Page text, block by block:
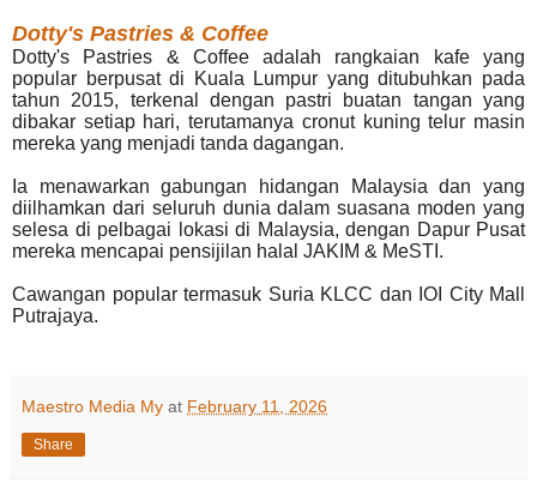
Dotty's Pastries & Coffee
Dotty's Pastries & Coffee adalah rangkaian kafe yang
popular berpusat di Kuala Lumpur yang ditubuhkan pada
tahun 2015, terkenal dengan pastri buatan tangan yang
dibakar setiap hari, terutamanya cronut kuning telur masin
mereka yang menjadi tanda dagangan.
Ia menawarkan gabungan hidangan Malaysia dan yang
diilhamkan dari seluruh dunia dalam suasana moden yang
selesa di pelbagai lokasi di Malaysia, dengan Dapur Pusat
mereka mencapai pensijilan halal JAKIM & MeSTI.
Cawangan popular termasuk Suria KLCC dan IOI City Mall
Putrajaya.
Maestro Media My at February 11, 2026
Share